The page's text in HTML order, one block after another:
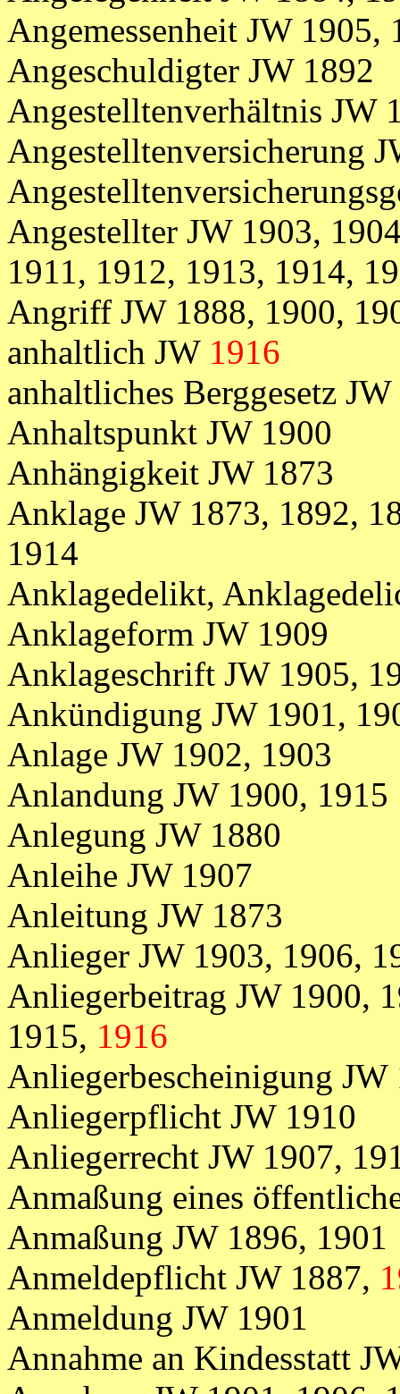
Angemessenheit JW 1905,
Angeschuldigter JW 1892
Angestelltenverhältnis JW
Angestelltenversicherung
Angestellter JW 1903,
1911, 1912, 1913, 1914,
Angriff JW 1888, 1900,
anhaltlich JW 1916
anhaltliches Berggesetz JW
Anhaltspunkt JW 1900
Anhängigkeit JW 1873
Anklage JW 1873, 1892,
1914
Anklagedelikt,
Anklageform JW 1909
Anklageschrift JW 1905,
Ankündigung JW 1901,
Anlage JW 1902, 1903
Anlandung JW 1900, 1915
Anlegung JW 1880
Anleihe JW 1907
Anleitung JW 1873
Anlieger JW 1903, 1906,
Anliegerbeitrag JW 1900,
1915, 1916
Anliegerbescheinigung JW
Anliegerpflicht JW 1910
Anliegerrecht JW 1907,
Anmaßung eines
Anmaßung JW 1896, 1901
Anmeldepflicht JW 1887,
Anmeldung JW 1901
Annahme an Kindesstatt